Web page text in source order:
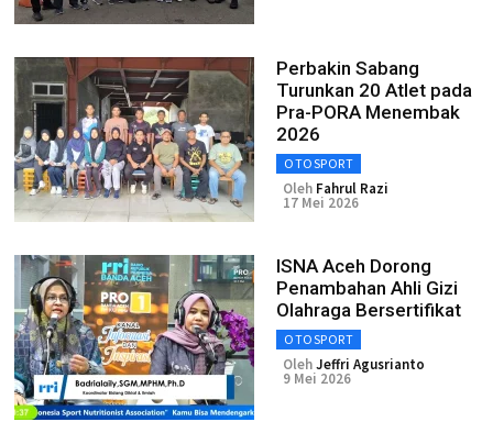
Perbakin Sabang
Turunkan 20 Atlet pada
Pra-PORA Menembak
2026
OTOSPORT
Oleh Fahrul Razi
17 Mei 2026
ISNA Aceh Dorong
Penambahan Ahli Gizi
Olahraga Bersertifikat
OTOSPORT
OlehJeffri Agusrianto
9 Mei 2026